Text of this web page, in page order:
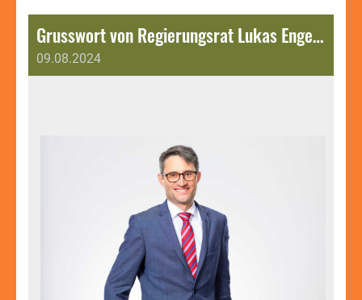
Grusswort von Regierungsrat Lukas Engelberger zum 4. ITF Muttenz Open M25.
09.08.2024